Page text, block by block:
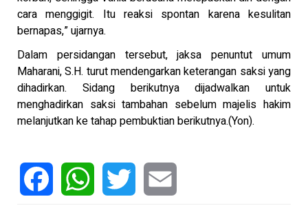
cara menggigit. Itu reaksi spontan karena kesulitan
bernapas,” ujarnya.
Dalam persidangan tersebut, jaksa penuntut umum
Maharani, S.H. turut mendengarkan keterangan saksi yang
dihadirkan. Sidang berikutnya dijadwalkan untuk
menghadirkan saksi tambahan sebelum majelis hakim
melanjutkan ke tahap pembuktian berikutnya.(Yon).